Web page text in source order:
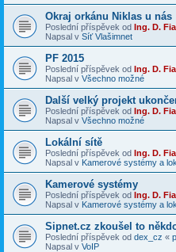
Okraj orkánu Niklas u nás
Poslední příspěvek od Ing. D.
Napsal v Síť Vlašimnet
PF 2015
Poslední příspěvek od Ing. D.
Napsal v Všechno možné
Další velký projekt
Poslední příspěvek od Ing. D.
Napsal v Všechno možné
Lokální sítě
Poslední příspěvek od Ing. D.
Napsal v Kamerové systémy a
Kamerové systémy
Poslední příspěvek od Ing. D.
Napsal v Kamerové systémy a
Sipnet.cz zkoušel to
Poslední příspěvek od dex_cz «
Napsal v VoIP